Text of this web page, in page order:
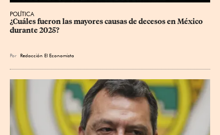
POLÍTICA
¿Cuáles fueron las mayores causas de decesos en México
durante 2025?
Por Redacción El Economista